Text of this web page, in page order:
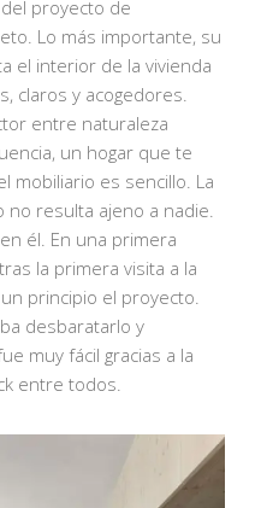
proyecto de
Lo más importante, su
el interior de la vivienda
claros y acogedores.
entre naturaleza
un hogar que te
mobiliario es sencillo. La
resulta ajeno a nadie.
él. En una primera
la primera visita a la
principio el proyecto.
desbaratarlo y
muy fácil gracias a la
entre todos.